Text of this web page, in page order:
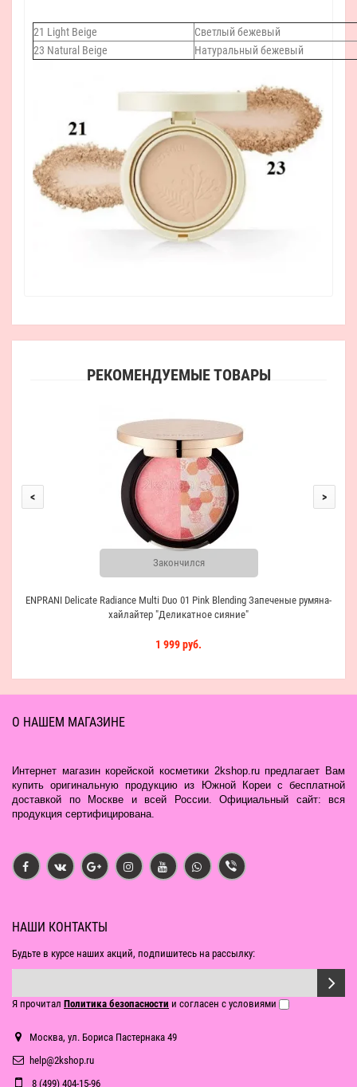
21 Light Beige
Светлый бежевый
23 Natural Beige
Натуральный бежевый
РЕКОМЕНДУЕМЫЕ ТОВАРЫ
Закончился
ENPRANI Delicate Radiance Multi Duo 01 Pink Blending Запеченые румяна-
хайлайтер "Деликатное сияние"
1 999 руб.
< >
О НАШЕМ МАГАЗИНЕ
Интернет магазин корейской косметики 2kshop.ru предлагает Вам
купить оригинальную продукцию из Южной Кореи с бесплатной
доставкой по Москве и всей России. Официальный сайт: вся
продукция сертифицирована.
НАШИ КОНТАКТЫ
Будьте в курсе наших акций, подпишитесь на рассылку:
Я прочитал Политика безопасности и согласен с условиями
Москва, ул. Бориса Пастернака 49
help@2kshop.ru
8 (499) 404-15-96